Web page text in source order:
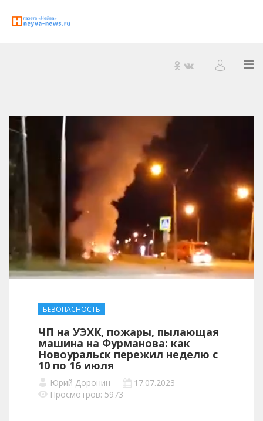
БЕЗОПАСНОСТЬ
ЧП на УЭХК, пожары, пылающая
машина на Фурманова: как
Новоуральск пережил неделю с
10 по 16 июля
Юрий Доронин
17.07.2023
Просмотров: 5973